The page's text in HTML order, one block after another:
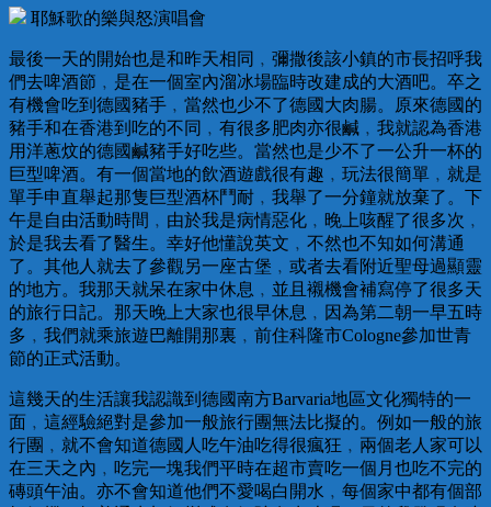
耶穌歌的樂與怒演唱會
最後一天的開始也是和昨天相同﹐彌撒後該小鎮的市長招呼我
們去啤酒節﹐是在一個室內溜冰場臨時改建成的大酒吧。卒之
有機會吃到德國豬手﹐當然也少不了德國大肉腸。原來德國的
豬手和在香港到吃的不同﹐有很多肥肉亦很鹹﹐我就認為香港
用洋蔥炆的德國鹹豬手好吃些。當然也是少不了一公升一杯的
巨型啤酒。有一個當地的飲酒遊戲很有趣﹐玩法很簡單﹐就是
單手申直舉起那隻巨型酒杯鬥耐﹐我舉了一分鐘就放棄了。下
午是自由活動時間﹐由於我是病情惡化﹐晚上咳醒了很多次﹐
於是我去看了醫生。幸好他懂說英文﹐不然也不知如何溝通
了。其他人就去了參觀另一座古堡﹐或者去看附近聖母過顯靈
的地方。我那天就呆在家中休息﹐並且襯機會補寫停了很多天
的旅行日記。那天晚上大家也很早休息﹐因為第二朝一早五時
多﹐我們就乘旅遊巴離開那裏﹐前住科隆市Cologne參加世青
節的正式活動。
這幾天的生活讓我認識到德國南方Barvaria地區文化獨特的一
面﹐這經驗絕對是參加一般旅行團無法比擬的。例如一般的旅
行團﹐就不會知道德國人吃午油吃得很瘋狂﹐兩個老人家可以
在三天之內﹐吃完一塊我們平時在超市賣吃一個月也吃不完的
磚頭午油。亦不會知道他們不愛喝白開水﹐每個家中都有個部